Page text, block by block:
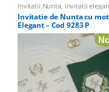
Invitatii Nunta, Invitatii
Invitatii vintage
Invitatie de Nunta cu
Elegant – Cod 9283 P